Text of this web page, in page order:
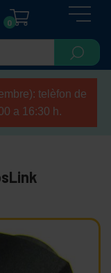
0
telèfon de
a 16:30 h.